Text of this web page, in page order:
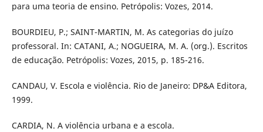
para uma teoria de ensino. Petrópolis: Vozes, 2014.
BOURDIEU, P.; SAINT-MARTIN, M. As categorias do juízo
professoral. In: CATANI, A.; NOGUEIRA, M. A. (org.). Escritos
de educação. Petrópolis: Vozes, 2015, p. 185-216.
CANDAU, V. Escola e violência. Rio de Janeiro: DP&A Editora,
1999.
CARDIA, N. A violência urbana e a escola.